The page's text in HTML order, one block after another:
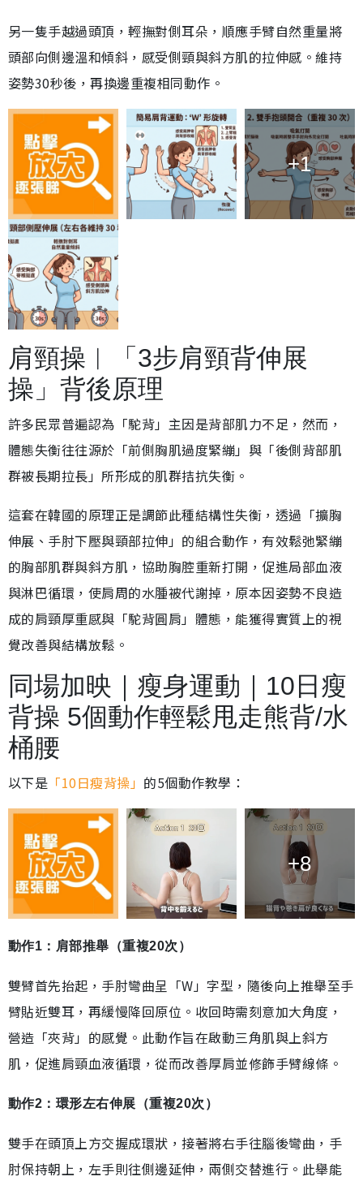
另一隻手越過頭頂，輕撫對側耳朵，順應手臂自然重量將
頭部向側邊溫和傾斜，感受側頸與斜方肌的拉伸感。維持
姿勢30秒後，再換邊重複相同動作。
+1
肩頸操︱「3步肩頸背伸展
操」背後原理
許多民眾普遍認為「駝背」主因是背部肌力不足，然而，
體態失衡往往源於「前側胸肌過度緊繃」與「後側背部肌
群被長期拉長」所形成的肌群拮抗失衡。
這套在韓國的原理正是調節此種結構性失衡，透過「擴胸
伸展、手肘下壓與頸部拉伸」的組合動作，有效鬆弛緊繃
的胸部肌群與斜方肌，協助胸腔重新打開，促進局部血液
與淋巴循環，使肩周的水腫被代謝掉，原本因姿勢不良造
成的肩頸厚重感與「駝背圓肩」體態，能獲得實質上的視
覺改善與結構放鬆。
同場加映｜瘦身運動｜10日瘦
背操 5個動作輕鬆甩走熊背/水
桶腰
以下是 「10日瘦背操」 的5個動作教學：
+8
動作1：肩部推舉（重複20次）
雙臂首先抬起，手肘彎曲呈「W」字型，隨後向上推舉至手
臂貼近雙耳，再緩慢降回原位。收回時需刻意加大角度，
營造「夾背」的感覺。此動作旨在啟動三角肌與上斜方
肌，促進肩頸血液循環，從而改善厚肩並修飾手臂線條。
動作2：環形左右伸展（重複20次）
雙手在頭頂上方交握成環狀，接著將右手往腦後彎曲，手
肘保持朝上，左手則往側邊延伸，兩側交替進行。此舉能